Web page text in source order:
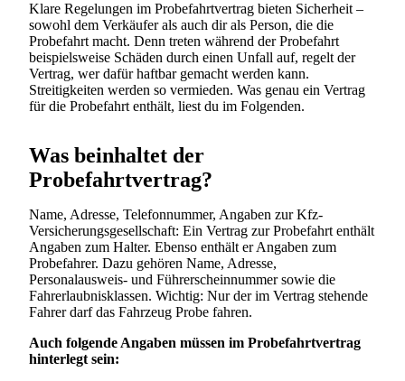
Klare Regelungen im Probefahrtvertrag bieten Sicherheit –
sowohl dem Verkäufer als auch dir als Person, die die
Probefahrt macht. Denn treten während der Probefahrt
beispielsweise Schäden durch einen Unfall auf, regelt der
Vertrag, wer dafür haftbar gemacht werden kann.
Streitigkeiten werden so vermieden. Was genau ein Vertrag
für die Probefahrt enthält, liest du im Folgenden.
Was beinhaltet der
Probefahrtvertrag?
Name, Adresse, Telefonnummer, Angaben zur Kfz-
Versicherungsgesellschaft: Ein Vertrag zur Probefahrt enthält
Angaben zum Halter. Ebenso enthält er Angaben zum
Probefahrer. Dazu gehören Name, Adresse,
Personalausweis- und Führerscheinnummer sowie die
Fahrerlaubnisklassen. Wichtig: Nur der im Vertrag stehende
Fahrer darf das Fahrzeug Probe fahren.
Auch folgende Angaben müssen im Probefahrtvertrag
hinterlegt sein: